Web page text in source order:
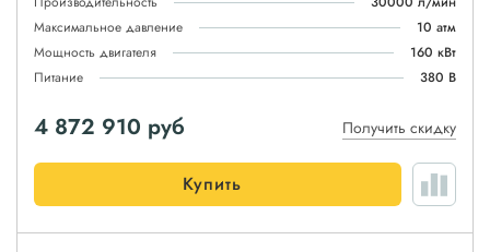
Максимальное давление
10 атм
Мощность двигателя
160 кВт
Питание
380 В
4 872 910 руб Получить скидку
Купить